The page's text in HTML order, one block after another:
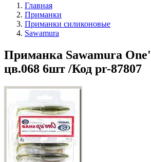
Главная
Приманки
Приманки силиконовые
Sawamura
Приманка Sawamura
цв.068 6шт /Код pr-87807